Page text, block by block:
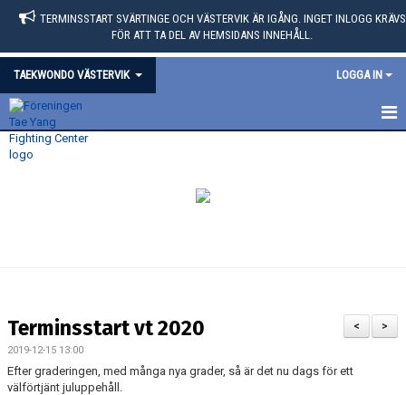
TERMINSSTART SVÄRTINGE OCH VÄSTERVIK ÄR IGÅNG. INGET INLOGG KRÄVS
FÖR ATT TA DEL AV HEMSIDANS INNEHÅLL.
TAEKWONDO VÄSTERVIK LOGGA IN
HEM
>
<
Terminsstart vt 2020
2019-12-15 13:00
Efter graderingen, med många nya grader, så är det nu dags för ett
välförtjänt juluppehåll.